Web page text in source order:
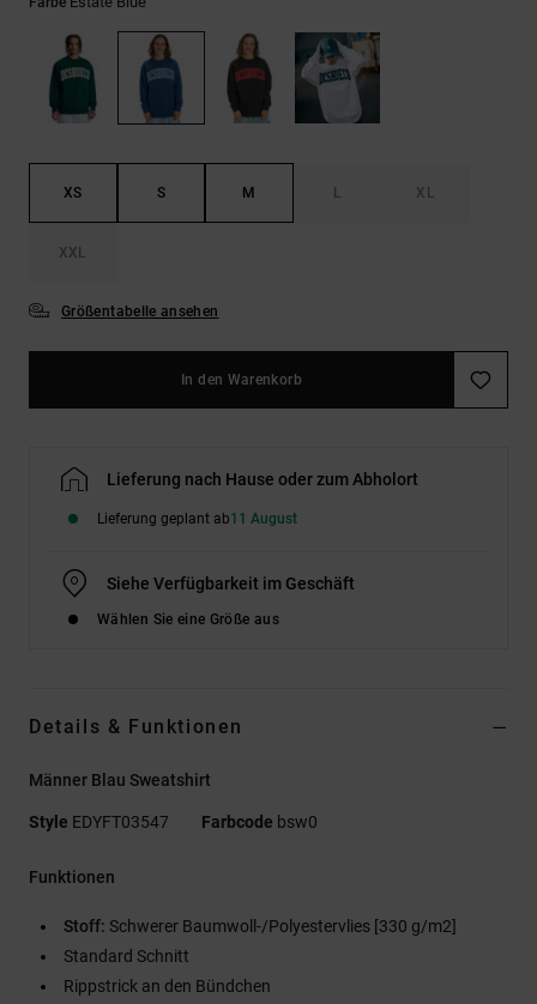
ansehen
XS S M L XL
XXL
Größentabelle ansehen
In den Warenkorb
Lieferung nach Hause oder zum Abholort
Lieferung geplant ab11 August
Siehe Verfügbarkeit im Geschäft
Wählen Sie eine Größe aus
Details & Funktionen
Männer Blau Sweatshirt
Style EDYFT03547 Farbcode bsw0
Funktionen
Stoff: Schwerer Baumwoll-/Polyestervlies [330 g/m2]
Standard Schnitt
Rippstrick an den Bündchen